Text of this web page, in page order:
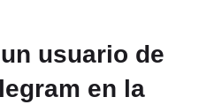
usuario de
en la